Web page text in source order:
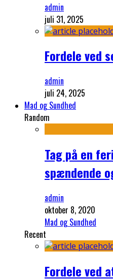
admin
juli 31, 2025
Fordele ved
admin
juli 24, 2025
Mad og Sundhed
Random
Tag på en
spændende
admin
oktober 8, 2020
Mad og Sundhed
Recent
Fordele ved